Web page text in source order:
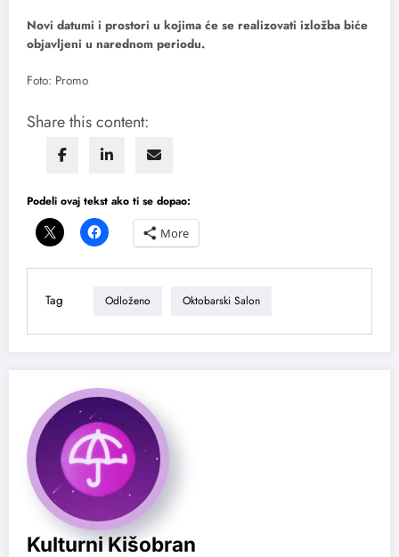
Novi datumi i prostori u kojima će se realizovati izložba biće
objavljeni u narednom periodu.
Foto: Promo
Share this content:
Podeli ovaj tekst ako ti se dopao:
More
Tag Odloženo Oktobarski Salon
Kulturni Kišobran